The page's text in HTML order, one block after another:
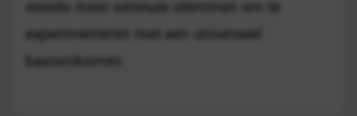
steeds meer serieuze stemmen om te
experimenteren met een universeel
basisinkomen.